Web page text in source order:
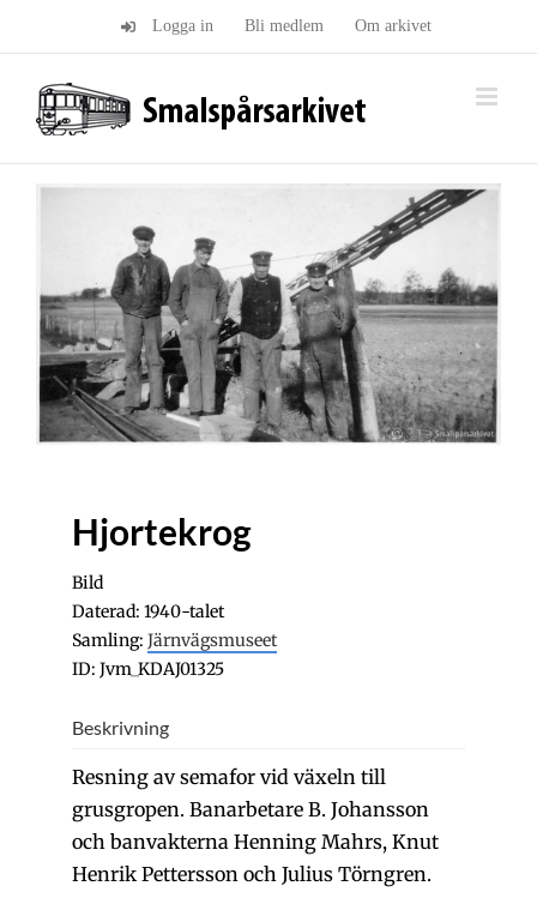
Logga in Bli medlem Om arkivet
Hjortekrog
Bild
Daterad: 1940-talet
Samling: Järnvägsmuseet
ID: Jvm_KDAJ01325
Beskrivning
Resning av semafor vid växeln till
grusgropen. Banarbetare B. Johansson
och banvakterna Henning Mahrs, Knut
Henrik Pettersson och Julius Törngren.